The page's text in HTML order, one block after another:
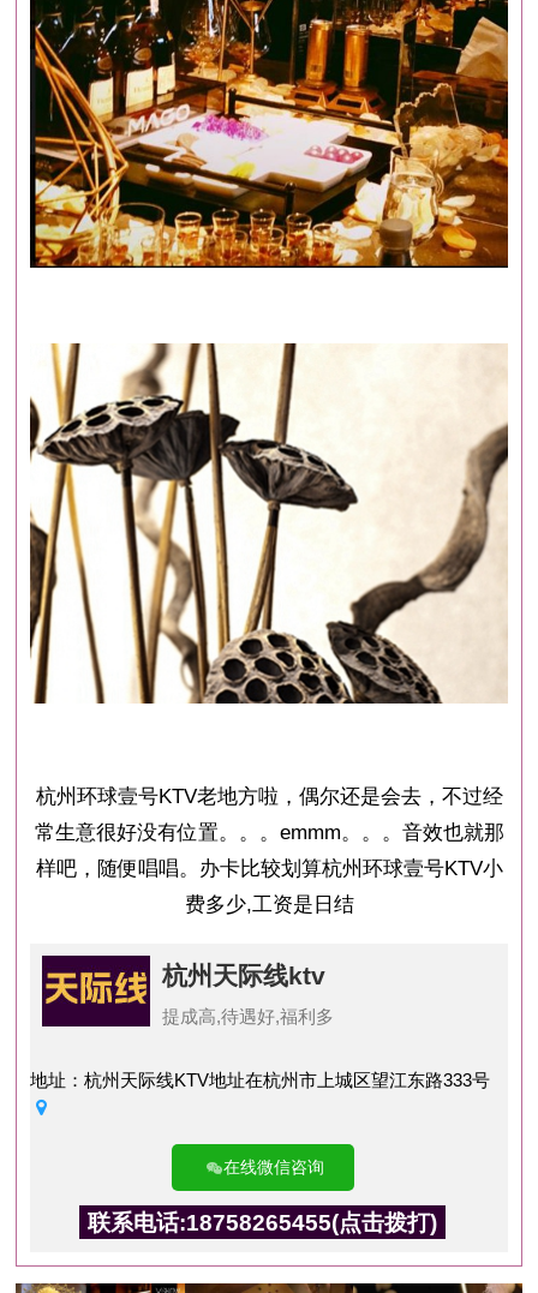
杭州环球壹号KTV老地方啦，偶尔还是会去，不过经
常生意很好没有位置。。。emmm。。。音效也就那
样吧，随便唱唱。办卡比较划算杭州环球壹号KTV小
费多少,工资是日结
杭州天际线ktv
提成高,待遇好,福利多
地址：杭州天际线KTV地址在杭州市上城区望江东路333号
在线微信咨询
联系电话:18758265455(点击拨打)